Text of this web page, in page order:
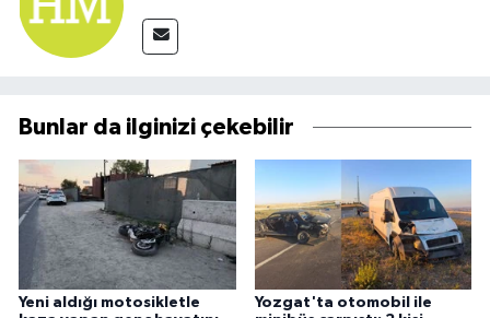
Bunlar da ilginizi çekebilir
Yeni aldığı motosikletle
Yozgat'ta otomobil ile